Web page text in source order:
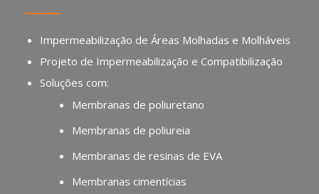
Impermeabilização de Áreas Molhadas e Molháveis
Projeto de Impermeabilização e Compatibilização
Soluções com:
Membranas de poliuretano
Membranas de poliureia
Membranas de resinas de EVA
Membranas cimentícias